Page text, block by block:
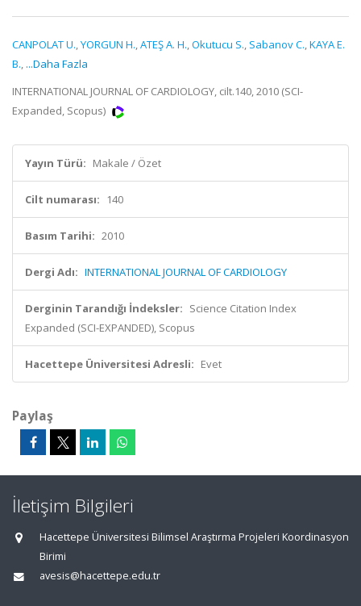
CANPOLAT U.,YORGUN H.,ATEŞ A. H.,Okutucu S., Sabanov C.,KAYA E.
B., ...Daha Fazla
INTERNATIONAL JOURNAL OF CARDIOLOGY, cilt.140, 2010 (SCI-
Expanded, Scopus)
Yayın Türü: Makale / Özet
Cilt numarası: 140
Basım Tarihi: 2010
Dergi Adı: INTERNATIONAL JOURNAL OF CARDIOLOGY
Derginin Tarandığı İndeksler: Science Citation Index
Expanded (SCI-EXPANDED), Scopus
Hacettepe Üniversitesi Adresli: Evet
Paylaş
İletişim Bilgileri
Hacettepe Üniversitesi Bilimsel Araştırma Projeleri Koordinasyon
Birimi
avesis@hacettepe.edu.tr